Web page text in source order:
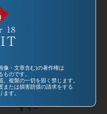
像・文章含む)の著作権は
ものです。
複製の一切を固く禁じます。
または損害賠償の請求をする
ます。
麗しのキャンペー
ンガール10 アソ
コのハミ毛がチク
すぅ～